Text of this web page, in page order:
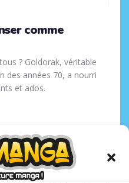
comme
? Goldorak, véritable
des années 70, a nourri
et ados.